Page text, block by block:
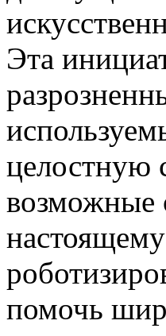
Эта
целостную
возможные
помочь